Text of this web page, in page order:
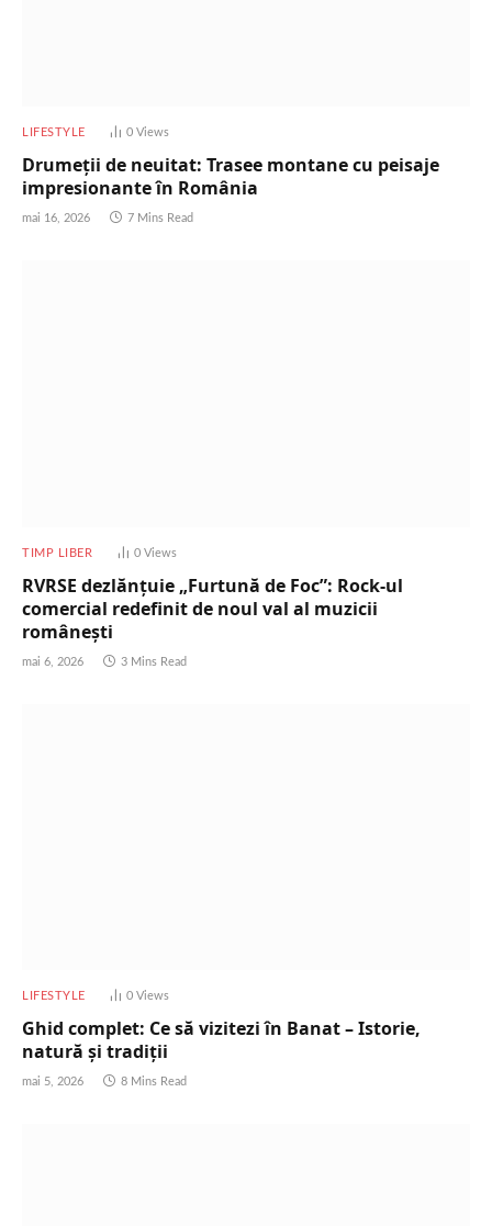
LIFESTYLE 0 Views
Drumeții de neuitat: Trasee montane cu peisaje
impresionante în România
mai 16, 2026 7 Mins Read
TIMP LIBER 0 Views
RVRSE dezlănțuie „Furtună de Foc”: Rock-ul
comercial redefinit de noul val al muzicii
românești
mai 6, 2026 3 Mins Read
LIFESTYLE 0 Views
Ghid complet: Ce să vizitezi în Banat – Istorie,
natură și tradiții
mai 5, 2026 8 Mins Read